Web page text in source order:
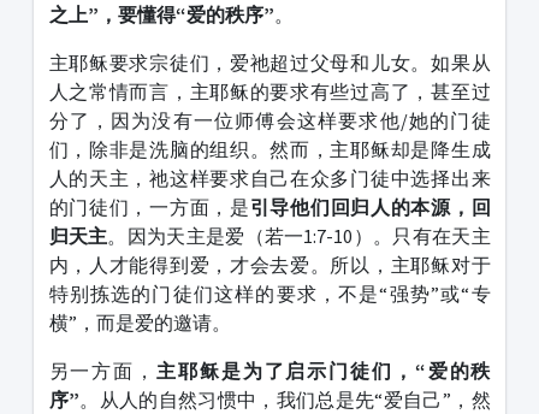
之上”，要懂得“爱的秩序”。
主耶稣要求宗徒们，爱祂超过父母和儿女。如果从
人之常情而言，主耶稣的要求有些过高了，甚至过
分了，因为没有一位师傅会这样要求他/她的门徒
们，除非是洗脑的组织。然而，主耶稣却是降生成
人的天主，祂这样要求自己在众多门徒中选择出来
的门徒们，一方面，是引导他们回归人的本源，回
归天主。因为天主是爱（若一1:7-10）。只有在天主
内，人才能得到爱，才会去爱。所以，主耶稣对于
特别拣选的门徒们这样的要求，不是“强势”或“专
横”，而是爱的邀请。
另一方面， 主耶稣是为了启示门徒们，“爱的秩
序”。从人的自然习惯中，我们总是先“爱自己”，然